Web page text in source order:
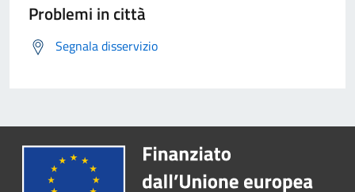
Problemi in città
Segnala disservizio